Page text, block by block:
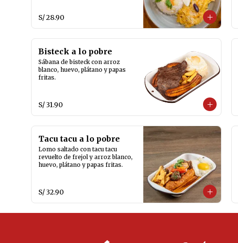
S/ 28.90
Bisteck a lo pobre
Sábana de bisteck con arroz
blanco, huevo, plátano y papas
fritas.
S/ 31.90
Tacu tacu a lo pobre
Lomo saltado con tacu tacu
revuelto de frejol y arroz blanco,
huevo, plátano y papas fritas.
S/ 32.90